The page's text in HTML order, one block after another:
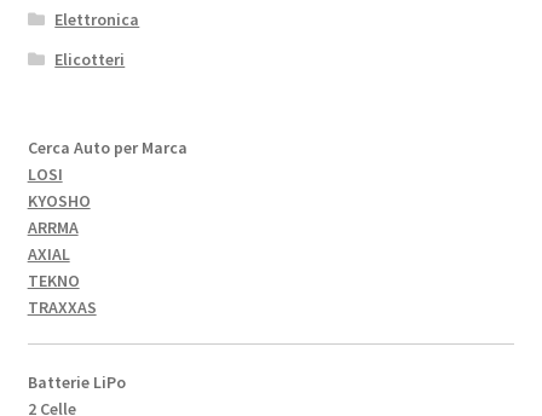
Elettronica
Elicotteri
Cerca Auto per Marca
LOSI
KYOSHO
ARRMA
AXIAL
TEKNO
TRAXXAS
Batterie LiPo
2 Celle